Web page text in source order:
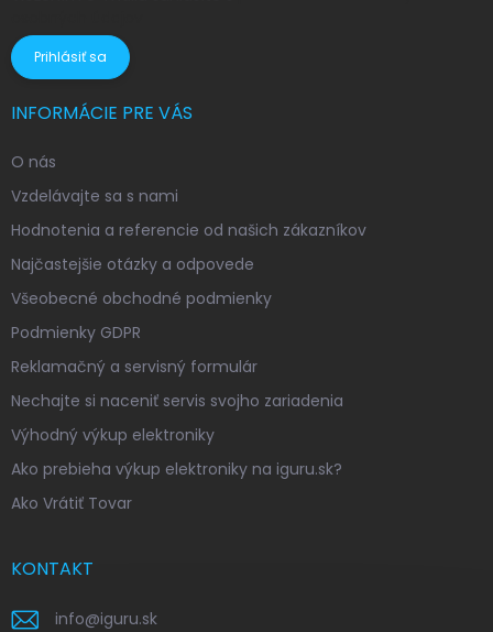
Prihlásiť sa
INFORMÁCIE PRE VÁS
O nás
Vzdelávajte sa s nami
Hodnotenia a referencie od našich zákazníkov
Najčastejšie otázky a odpovede
Všeobecné obchodné podmienky
Podmienky GDPR
Reklamačný a servisný formulár
Nechajte si naceniť servis svojho zariadenia
Výhodný výkup elektroniky
Ako prebieha výkup elektroniky na iguru.sk?
Ako Vrátiť Tovar
KONTAKT
info@iguru.sk